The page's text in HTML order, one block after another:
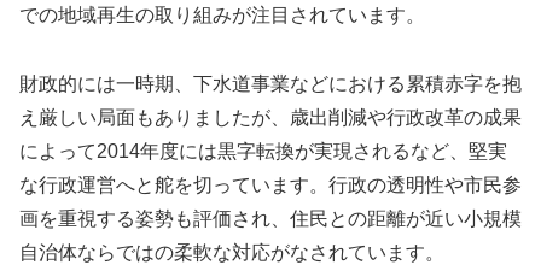
での地域再生の取り組みが注目されています。
財政的には一時期、下水道事業などにおける累積赤字を抱
え厳しい局面もありましたが、歳出削減や行政改革の成果
によって2014年度には黒字転換が実現されるなど、堅実
な行政運営へと舵を切っています。行政の透明性や市民参
画を重視する姿勢も評価され、住民との距離が近い小規模
自治体ならではの柔軟な対応がなされています。